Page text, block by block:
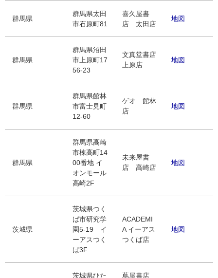
群馬県
群馬県太田
市石原町81
喜久屋書
店 太田店
地図
群馬県
群馬県沼田
市上原町17
56-23
文真堂書店
上原店
地図
群馬県
群馬県館林
市富士見町
12-60
ゲオ 館林
店
地図
群馬県
群馬県高崎
市棟高町14
00番地 イ
オンモール
高崎2F
未来屋書
店 高崎店
地図
茨城県
茨城県つく
ば市研究学
園5-19 イ
ーアスつく
ば3F
ACADEMI
A イーアス
つくば店
地図
茨城県ひた 蔦屋書店